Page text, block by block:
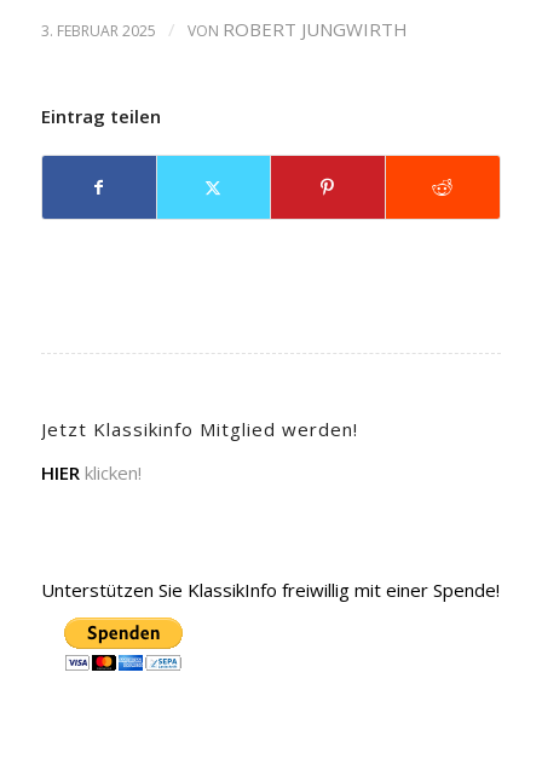
3. FEBRUAR 2025 / VON ROBERT JUNGWIRTH
Eintrag teilen
Jetzt Klassikinfo Mitglied werden!
HIERklicken!
Unterstützen Sie KlassikInfo freiwillig mit einer Spende!